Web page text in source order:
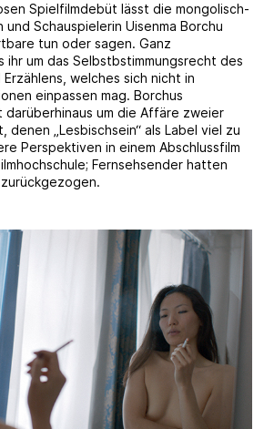
Spielfilmdebüt lässt die mongolisch-
Schauspielerin Uisenma Borchu
tun oder sagen. Ganz
um das Selbstbstimmungsrecht des
welches sich nicht in
einpassen mag. Borchus
darüberhinaus um die Affäre zweier
denen „Lesbischsein“ als Label viel zu
Perspektiven in einem Abschlussfilm
Fernsehsender hatten